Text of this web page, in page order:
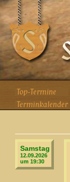
Samstag
12.09.2026
um 19:30